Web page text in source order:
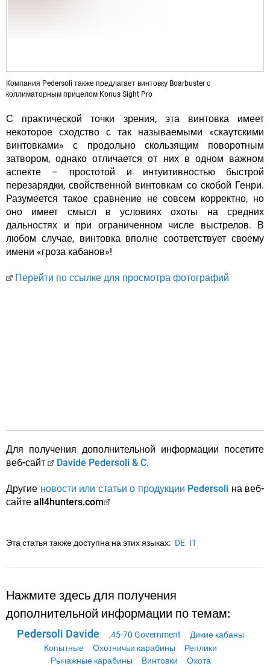
Компания Pedersoli также предлагает винтовку Boarbuster с
коллиматорным прицелом Konus Sight Pro
С практической точки зрения, эта винтовка имеет
некоторое сходство с так называемыми «скаутскими
винтовками» с продольно скользящим поворотным
затвором, однако отличается от них в одном важном
аспекте – простотой и интуитивностью быстрой
перезарядки, свойственной винтовкам со скобой Генри.
Разумеется такое сравнение не совсем корректно, но
оно имеет смысл в условиях охоты на средних
дальностях и при ограниченном числе выстрелов. В
любом случае, винтовка вполне соответствует своему
имени «гроза кабанов»!
Перейти по ссылке для просмотра фотографий
Для получения дополнительной информации посетите
веб-сайт
Davide Pedersoli & C.
Другие новости или статьи о продукции Pedersoli на веб-
сайте all4hunters.com
Эта статья также доступна на этих языках: DE IT
Нажмите здесь для получения
дополнительной информации по темам:
Pedersoli Davide .45-70 Government
Дикие кабаны
Копытные
Охотничьи карабины
Реплики
Рычажные карабины
Винтовки Охота